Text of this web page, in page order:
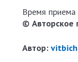
Время
© Авторское
Автор: